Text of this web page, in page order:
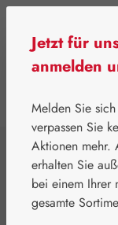
⌂
Jetzt für
anmelden
Melden Sie
verpassen Sie
Aktionen mehr.
erhalten Sie
bei einem Ihrer
gesamte